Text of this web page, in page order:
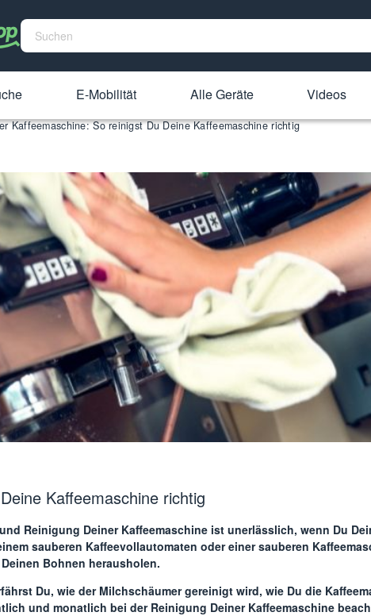
E-Mobilität Alle Geräte Videos
Kaffeemaschine: So reinigst Du Deine Kaffeemaschine richtig
Kaffeemaschine richtig
Reinigung Deiner Kaffeemaschine ist unerlässlich, wenn Du
sauberen Kaffeevollautomaten oder einer sauberen
Bohnen herausholen.
Du, wie der Milchschäumer gereinigt wird, wie Du die
und monatlich bei der Reinigung Deiner Kaffeemaschine